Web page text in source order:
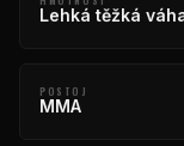
Lehká těžká
POSTOJ
MMA